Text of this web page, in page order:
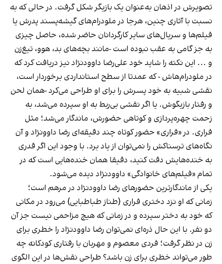
تصویرش در اذهان به‌عنوان یک بازیگر شکل گرفت. در حالی که به
نسبت با آثاری چنین، هرجا در ملودرام‌های گیشه‌پسند پدرش یا
فیلم‌ها و سریال‌های سایر کارگردانان حاضر شده، حاصل چیزی
به جز گامی به عقب نبوده است -مانند بچه‌‌های بد، هوو، تیغ‌زن
و ... این نکته را شاید خود علی‌رضا داوودنژاد نیز دریافت کرد که
در ملودرام‌هاش - که عمدتا از سطح استانداردی برخوردار است،
نقشی شبیه به خود پسرش را برای او طراحی می‌کرد -همان لحن
و رفتار بازیگوش. یا اگر نقشی بی‌ربط به او سپرده می‌شد، به
زحمت چهره‌پردازی و کوتاهی حضورش، ماندگار می‌شد؛ مثل
فراری. در «فراری» حضور کوتاه چند دقیقه‌ای رضا داوونژاد و آن
نگاه‌های ترسناکش را نمی‌توان از یاد برد. با وجود این اگر قدری
به خنده‌هایش دقت کنید، دقیقا همان خنده‌هایی است که در
تمام «فیلم‌های خانوادگی» داوودنژاد دیده می‌شود.
یکی از ماندگارترین حضورهای رضا داوودنژاد در مرهم است؛
زمانی که او نزد دختری فراری (طناز طباطبایی) می‌رود در مکانی
که خود به دختر سپرده و در زمانی که هیچ مزاحمی نیست جز آن
دو نفر. با این حال ذره‌ای نمی‌توان رضا داوودنژاد را خطری برای
زن در نظر گرفت؛ فردی معصوم و مهربان با رفتاری کودکانه چه
طور می‌تواند خطری برای زن باشد؟ طراحی نقش‌ها در این الگوی